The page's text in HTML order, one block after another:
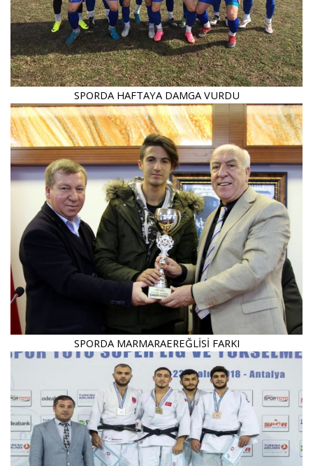
SPORDA HAFTAYA DAMGA VURDU
SPORDA MARMARAEREĞLİSİ FARKI